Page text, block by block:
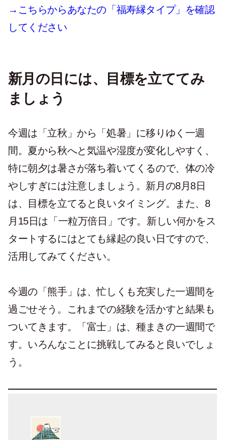
→こちらからあなたの「福寿縁タイプ」を確認
してください
新月の日には、目標を立ててみ
ましょう
今週は「立秋」から「処暑」に移りゆく一週
間。夏から秋へと気温や湿度が変化しやすく、
特に朝夕は暑さが落ち着いてくるので、体の冷
やしすぎには注意しましょう。新月の8月8日
は、目標を立てると良いタイミング。また、8
月15日は「一粒万倍日」です。新しい何かをス
タートするにはとても縁起の良い日ですので、
活用してみてください。
今週の「熊手」は、忙しくも充実した一週間を
過ごせそう。これまでの経験を活かすと結果も
ついてきます。「富士」は、種まきの一週間で
す。いろんなことに挑戦してみると良いでしょ
う。